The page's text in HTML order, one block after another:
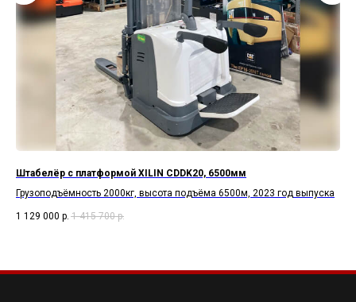
Штабелёр с платформой XILIN CDDK20, 6500мм
Грузоподъёмность 2000кг, высота подъёма 6500м, 2023 год выпуска
1 129 000 р. 1 415 700 р.